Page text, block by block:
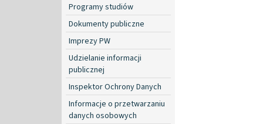
Programy studiów
Dokumenty publiczne
Imprezy PW
Udzielanie informacji
publicznej
Inspektor Ochrony Danych
Informacje o przetwarzaniu
danych osobowych